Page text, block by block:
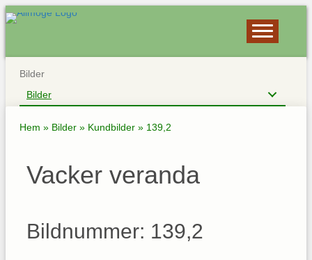
Bilder
Bilder
Hem » Bilder » Kundbilder » 139,2
Vacker veranda
Bildnummer: 139,2